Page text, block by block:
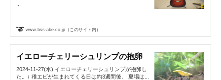
www.bss-abe.co.jp（このサイト内）
イエローチェリーシュリンプの抱卵
2024-11-27(水) イエローチェリーシュリンプが抱卵し
た。↓ 稚エビが生まれてくる日は約3週間後。 夏場は...